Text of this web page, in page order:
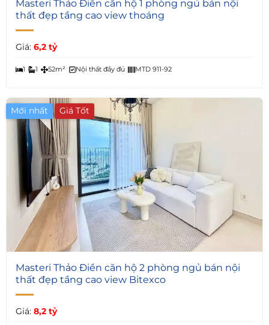
Masteri Thảo Điền căn hộ 1 phòng ngủ bán nội
thất đẹp tầng cao view thoáng
Giá: 6,2 tỷ
1 1 52m² Nội thất đầy đủ MTD 911-92
Mới nhất Giá Tốt
4
Masteri Thảo Điền căn hộ 2 phòng ngủ bán nội
thất đẹp tầng cao view Bitexco
Giá: 8,2 tỷ